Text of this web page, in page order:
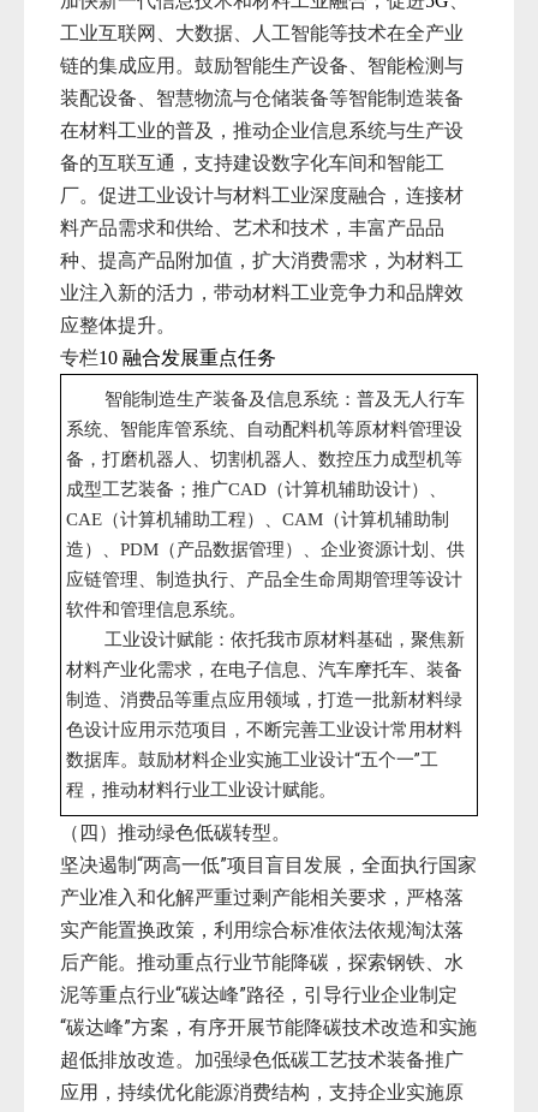
工业互联网、大数据、人工智能等技术在全产业
链的集成应用。鼓励智能生产设备、智能检测与
装配设备、智慧物流与仓储装备等智能制造装备
在材料工业的普及，推动企业信息系统与生产设
备的互联互通，支持建设数字化车间和智能工
厂。促进工业设计与材料工业深度融合，连接材
料产品需求和供给、艺术和技术，丰富产品品
种、提高产品附加值，扩大消费需求，为材料工
业注入新的活力，带动材料工业竞争力和品牌效
应整体提升。
专栏10 融合发展重点任务
智能制造生产装备及信息系统：普及无人行车
系统、智能库管系统、自动配料机等原材料管理设
备，打磨机器人、切割机器人、数控压力成型机等
成型工艺装备；推广CAD （计算机辅助设计）、
CAE （计算机辅助工程）、 CAM （计算机辅助制
造）、 PDM （产品数据管理）、企业资源计划、供
应链管理、制造执行、产品全生命周期管理等设计
软件和管理信息系统。
工业设计赋能：依托我市原材料基础，聚焦新
材料产业化需求，在电子信息、汽车摩托车、装备
制造、消费品等重点应用领域，打造一批新材料绿
色设计应用示范项目，不断完善工业设计常用材料
数据库。鼓励材料企业实施工业设计“五个一”工
程，推动材料行业工业设计赋能。
（四）推动绿色低碳转型。
坚决遏制“两高一低”项目盲目发展，全面执行国家
产业准入和化解严重过剩产能相关要求，严格落
实产能置换政策，利用综合标准依法依规淘汰落
后产能。推动重点行业节能降碳，探索钢铁、水
泥等重点行业“碳达峰”路径，引导行业企业制定
“碳达峰”方案，有序开展节能降碳技术改造和实施
超低排放改造。加强绿色低碳工艺技术装备推广
应用，持续优化能源消费结构，支持企业实施原